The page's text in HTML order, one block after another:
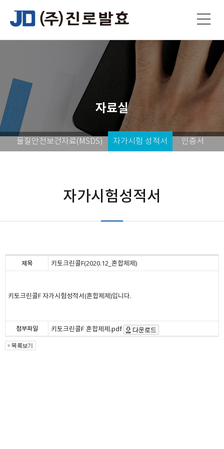
자료실
물질안전보건자료(MSDS) 자가시험 성적서 인증서
자가시험성적서
제목 키토크린콜F(2020.12_혼합제제)
키토크린콜F 자가시험성적서(혼합제제)입니다.
첨부파일 키토크린콜F 혼합제제.pdf